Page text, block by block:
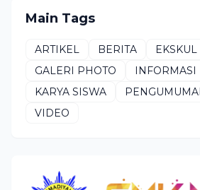
Main Tags
ARTIKEL BERITA EKSKUL
GALERI PHOTO
INFORMASI
KARYA SISWA
VIDEO